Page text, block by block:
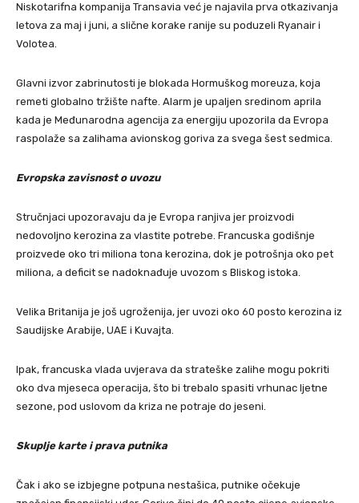
Niskotarifna kompanija Transavia već je najavila prva otkazivanja
letova za maj i juni, a slične korake ranije su poduzeli Ryanair i
Volotea.
Glavni izvor zabrinutosti je blokada Hormuškog moreuza, koja
remeti globalno tržište nafte. Alarm je upaljen sredinom aprila
kada je Međunarodna agencija za energiju upozorila da Evropa
raspolaže sa zalihama avionskog goriva za svega šest sedmica.
Evropska zavisnost o uvozu
Stručnjaci upozoravaju da je Evropa ranjiva jer proizvodi
nedovoljno kerozina za vlastite potrebe. Francuska godišnje
proizvede oko tri miliona tona kerozina, dok je potrošnja oko pet
miliona, a deficit se nadoknađuje uvozom s Bliskog istoka.
Velika Britanija je još ugroženija, jer uvozi oko 60 posto kerozina iz
Saudijske Arabije, UAE i Kuvajta.
Ipak, francuska vlada uvjerava da strateške zalihe mogu pokriti
oko dva mjeseca operacija, što bi trebalo spasiti vrhunac ljetne
sezone, pod uslovom da kriza ne potraje do jeseni.
Skuplje karte i prava putnika
Čak i ako se izbjegne potpuna nestašica, putnike očekuje